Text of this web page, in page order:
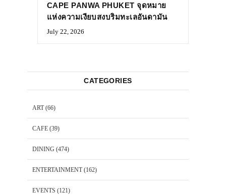
CAPE PANWA PHUKET จุดหมาย
แห่งความเงียบสงบริมทะเลอันดามัน
July 22, 2026
CATEGORIES
ART(66)
CAFE (39)
DINING (474)
ENTERTAINMENT(162)
EVENTS (121)